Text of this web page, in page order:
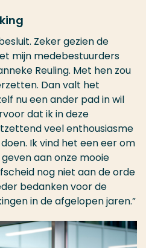
Zeker gezien de
mijn medebestuurders
Reuling. Met hen zou
Dan valt het
nu een ander pad in wil
dat ik in deze
veel enthousiasme
Ik vind het een eer om
aan onze mooie
nog niet aan de orde
bedanken voor de
in de afgelopen jaren.”